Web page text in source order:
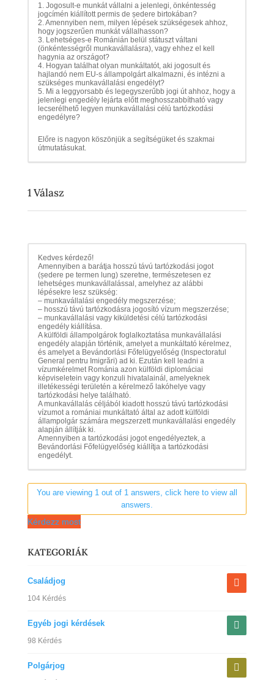
1. Jogosult-e munkát vállalni a jelenlegi, önkéntesség
jogcímén kiállított permis de ședere birtokában?
2. Amennyiben nem, milyen lépések szükségesek ahhoz,
hogy jogszerűen munkát vállalhasson?
3. Lehetséges-e Románián belül státuszt váltani
(önkéntességről munkavállalásra), vagy ehhez el kell
hagynia az országot?
4. Hogyan találhat olyan munkáltatót, aki jogosult és
hajlandó nem EU-s állampolgárt alkalmazni, és intézni a
szükséges munkavállalási engedélyt?
5. Mi a leggyorsabb és legegyszerűbb jogi út ahhoz, hogy a
jelenlegi engedély lejárta előtt meghosszabbítható vagy
lecserélhető legyen munkavállalási célú tartózkodási
engedélyre?
Előre is nagyon köszönjük a segítségüket és szakmai
útmutatásukat.
1Válasz
Kedves kérdező!
Amennyiben a barátja hosszú távú tartózkodási jogot
(ședere pe termen lung) szeretne, természetesen ez
lehetséges munkavállalással, amelyhez az alábbi
lépésekre lesz szükség:
– munkavállalási engedély megszerzése;
– hosszú távú tartózkodásra jogosító vízum megszerzése;
– munkavállalási vagy kiküldetési célú tartózkodási
engedély kiállítása.
A külföldi állampolgárok foglalkoztatása munkavállalási
engedély alapján történik, amelyet a munkáltató kérelmez,
és amelyet a Bevándorlási Főfelügyelőség (Inspectoratul
General pentru Imigrări) ad ki. Ezután kell leadni a
vízumkérelmet Románia azon külföldi diplomáciai
képviseletein vagy konzuli hivatalainál, amelyeknek
illetékességi területén a kérelmező lakóhelye vagy
tartózkodási helye található.
A munkavállalás céljából kiadott hosszú távú tartózkodási
vízumot a romániai munkáltató által az adott külföldi
állampolgár számára megszerzett munkavállalási engedély
alapján állítják ki.
Amennyiben a tartózkodási jogot engedélyeztek, a
Bevándorlási Főfelügyelőség kiállítja a tartózkodási
engedélyt.
You are viewing 1 out of 1 answers, click here to view all
answers.
Kérdezz most
KATEGORIÁK
Családjog
104 Kérdés
Egyéb jogi kérdések
98 Kérdés
Polgárjog